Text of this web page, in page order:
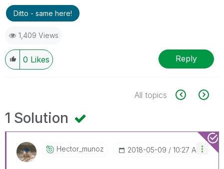
Ditto - same here!
1,409 Views
0 Likes Reply
All topics
1 Solution
Hector_munoz ‎2018-05-09 10:27 AM